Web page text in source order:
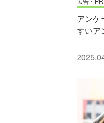
アンケ
すいア